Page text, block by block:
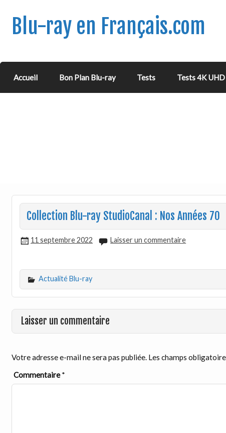
Blu-ray en Français.com
Accueil Bon Plan Blu-ray Tests Tests 4K UHD
Collection Blu-ray StudioCanal : Nos Années 70
11 septembre 2022 Laisser un commentaire
Actualité Blu-ray
Laisser un commentaire
Votre adresse e-mail ne sera pas publiée. Les champs
Commentaire*